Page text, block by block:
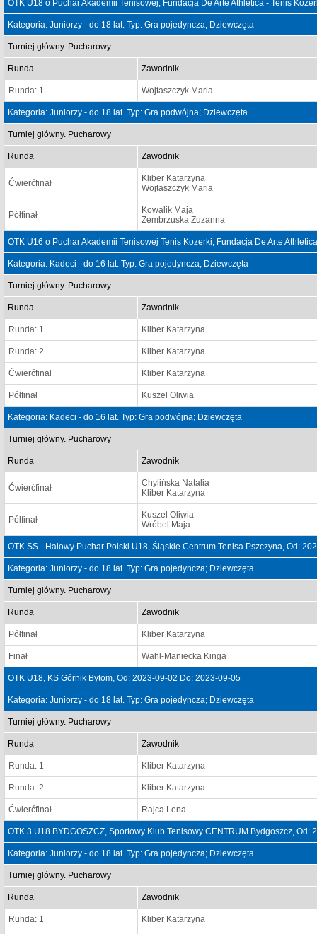
OTK U18 o Puchar Akademii Tenisowej, Fundacja De Arte Athletica - Tenis
Kategoria: Juniorzy - do 18 lat. Typ: Gra pojedyncza; Dziewczęta
Turniej główny. Pucharowy
Runda Zawodnik
Runda: 1 Wojtaszczyk Maria
Kategoria: Juniorzy - do 18 lat. Typ: Gra podwójna; Dziewczęta
Turniej główny. Pucharowy
Runda Zawodnik
Ćwierćfinał
Kliber Katarzyna
Wojtaszczyk Maria
Półfinał
Kowalik Maja
Zembrzuska Zuzanna
OTK U16 o Puchar Akademii Tenisowej Tenis Kozerki, Fundacja De Arte
Kategoria: Kadeci - do 16 lat. Typ: Gra pojedyncza; Dziewczęta
Turniej główny. Pucharowy
Runda Zawodnik
Runda: 1 Kliber Katarzyna
Runda: 2 Kliber Katarzyna
Ćwierćfinał Kliber Katarzyna
Półfinał Kuszel Oliwia
Kategoria: Kadeci - do 16 lat. Typ: Gra podwójna; Dziewczęta
Turniej główny. Pucharowy
Runda Zawodnik
Ćwierćfinał
Chylińska Natalia
Kliber Katarzyna
Półfinał
Kuszel Oliwia
Wróbel Maja
OTK SS - Halowy Puchar Polski U18, Śląskie Centrum Tenisa Pszczyna, Od:
Kategoria: Juniorzy - do 18 lat. Typ: Gra pojedyncza; Dziewczęta
Turniej główny. Pucharowy
Runda Zawodnik
Półfinał Kliber Katarzyna
Finał Wahl-Maniecka Kinga
OTK U18, KS Górnik Bytom, Od: 2023-09-02 Do: 2023-09-05
Kategoria: Juniorzy - do 18 lat. Typ: Gra pojedyncza; Dziewczęta
Turniej główny. Pucharowy
Runda Zawodnik
Runda: 1 Kliber Katarzyna
Runda: 2 Kliber Katarzyna
Ćwierćfinał Rajca Lena
OTK 3 U18 BYDGOSZCZ, Sportowy Klub Tenisowy CENTRUM Bydgoszcz, Od:
Kategoria: Juniorzy - do 18 lat. Typ: Gra pojedyncza; Dziewczęta
Turniej główny. Pucharowy
Runda Zawodnik
Runda: 1 Kliber Katarzyna